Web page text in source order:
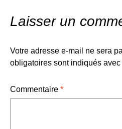
Laisser un
Votre adresse e-mail ne sera
obligatoires sont indiqués avec
Commentaire *